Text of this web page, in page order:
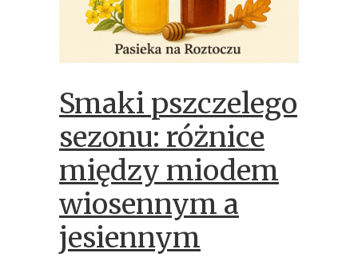
Smaki pszczelego
sezonu: różnice
między miodem
wiosennym a
jesiennym